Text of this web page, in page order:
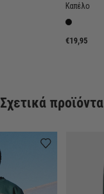
Καπέλο
€19,95
Σχετικά προϊόντα